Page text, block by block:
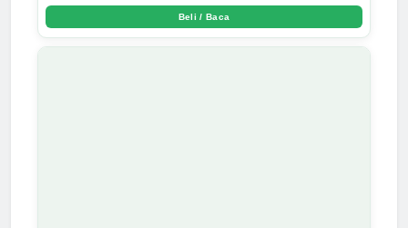
Beli / Baca